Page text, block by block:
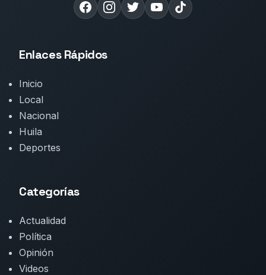
Enlaces Rápidos
Inicio
Local
Nacional
Huila
Deportes
Categorías
Actualidad
Política
Opinión
Videos